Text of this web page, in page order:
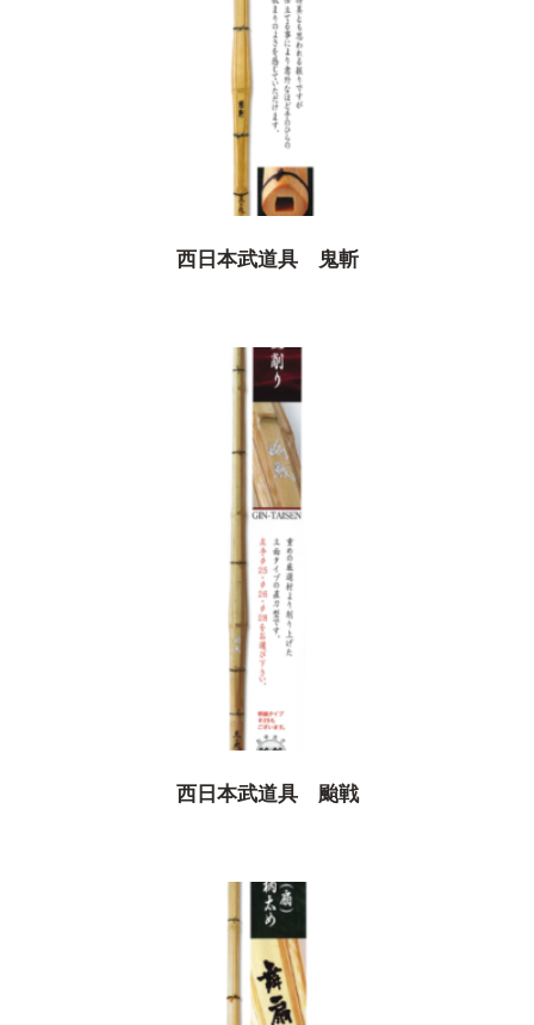
西日本武道具 鬼斬
西日本武道具 颱戦